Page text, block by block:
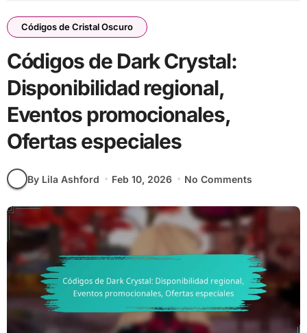
Códigos de Cristal Oscuro
Códigos de Dark Crystal:
Disponibilidad regional,
Eventos promocionales,
Ofertas especiales
By Lila Ashford Feb 10, 2026 No Comments